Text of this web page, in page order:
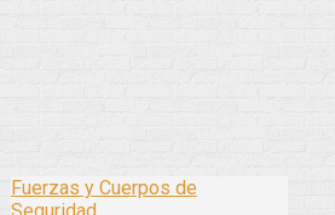
Fuerzas y Cuerpos de